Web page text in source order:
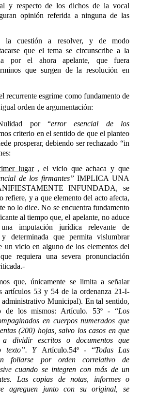
y respecto de los dichos de la vocal
opinión referida a ninguna de las
la cuestión a resolver, y de modo
que el tema se circunscribe a la
por el ahora apelante, que fuera
que surgen de la resolución en
recurrente esgrime como fundamento de
orden de argumentación:
por “error esencial de los
criterio en el sentido de que el planteo
prosperar, debiendo ser rechazado “in
lugar, el vicio que achaca y que
de los firmantes” IMPLICA UNA
INFUNDADA, se
refiere, y a que elemento del acto afecta,
no lo dice. No se encuentra fundamento
al tiempo que, el apelante, no aduce
imputación jurídica relevante de
y determinada que permita vislumbrar
un vicio en alguno de los elementos del
requiera una severa pronunciación
que, únicamente se limita a señalar
artículos 53 y 54 de la ordenanza 21-I-
administrativo Municipal). En tal sentido,
de los mismos: Artículo. 53º - “Los
en cuerpos numerados que
(200) hojas, salvo los casos en que
dividir escritos o documentos que
texto”. Y Artículo.54º - “Todas Las
foliarse por orden correlativo de
cuando se integren con más de un
Las copias de notas, informes o
agreguen junto con su original, se